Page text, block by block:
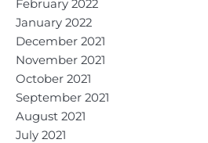
February 2022
January 2022
December 2021
November 2021
October 2021
September 2021
August 2021
July 2021